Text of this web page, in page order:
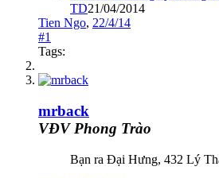
TD21/04/2014
Tien Ngo, 22/4/14
#1
Tags:
mrback
VĐV Phong Trào
Bạn ra Đại Hưng, 432 Lý